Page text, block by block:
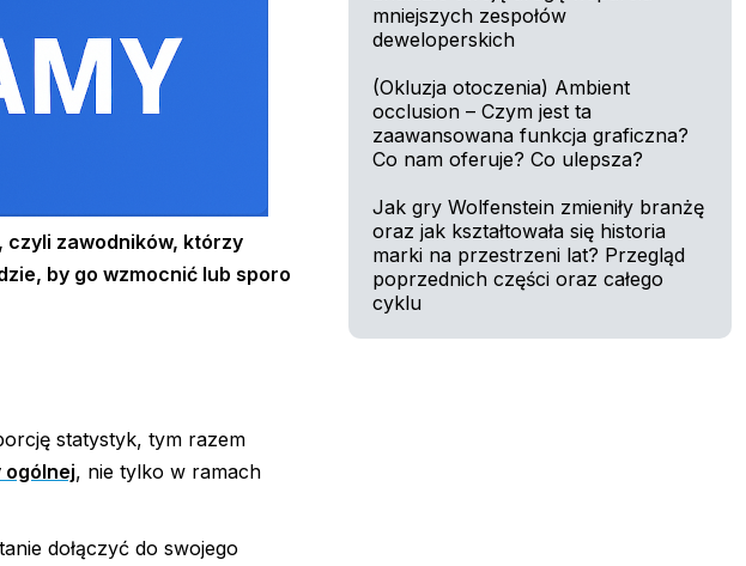
czyli zawodników, którzy
by go wzmocnić lub sporo
statystyk, tym razem
ogólnej, nie tylko w ramach
dołączyć do swojego
mniejszych zespołów
deweloperskich
(Okluzja otoczenia) Ambient
occlusion – Czym jest ta
zaawansowana funkcja graficzna?
Co nam oferuje? Co ulepsza?
Jak gry Wolfenstein zmieniły branżę
oraz jak kształtowała się historia
marki na przestrzeni lat? Przegląd
poprzednich części oraz całego
cyklu